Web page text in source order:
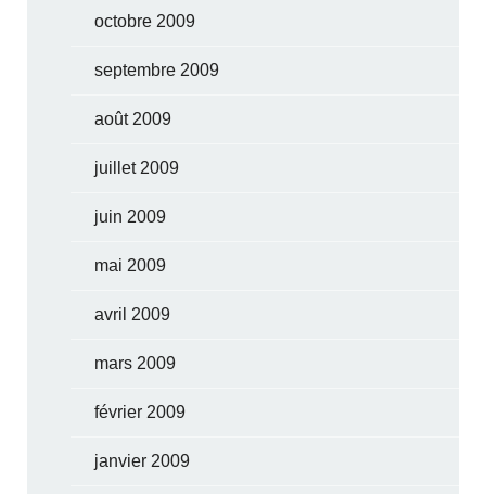
octobre 2009
septembre 2009
août 2009
juillet 2009
juin 2009
mai 2009
avril 2009
mars 2009
février 2009
janvier 2009